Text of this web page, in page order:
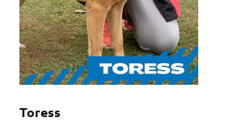
Toress